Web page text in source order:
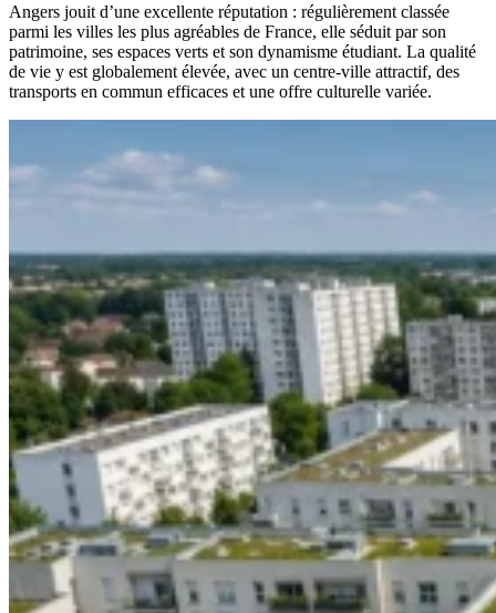
Angers jouit d’une excellente réputation : régulièrement classée
parmi les villes les plus agréables de France, elle séduit par son
patrimoine, ses espaces verts et son dynamisme étudiant. La qualité
de vie y est globalement élevée, avec un centre-ville attractif, des
transports en commun efficaces et une offre culturelle variée.